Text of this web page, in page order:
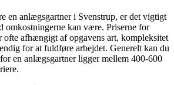
en anlægsgartner i Svenstrup, er det vigtigt
omkostningerne kan være. Priserne for
ofte afhængigt af opgavens art, kompleksitet
for at fuldføre arbejdet. Generelt kan du
en anlægsgartner ligger mellem 400-600